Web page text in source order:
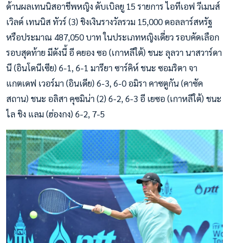
ด้านผลเทนนิสอาชีพหญิง ดับเบิลยู 15 รายการ ไอทีเอฟ วีเมนส์
เวิลด์ เทนนิส ทัวร์ (3) ชิงเงินรางวัลรวม 15,000 ดอลลาร์สหรัฐ
หรือประมาณ 487,050 บาท ในประเภทหญิงเดี่ยว รอบคัดเลือก
รอบสุดท้าย มีดังนี้ อี คยอง ซอ (เกาหลีใต้) ชนะ ลุลวา นาสวาร์ดา
นี (อินโดนีเซีย) 6-1, 6-1 มารียา ซาร์คิห์ ชนะ ซอมริตา จา
แกตเดฟ เวอร์มา (อินเดีย) 6-3, 6-0 อมิรา คาซตูกัน (คาซัค
สถาน) ชนะ อลิสา คุซมิน่า (2) 6-2, 6-3 อี เยซอ (เกาหลีใต้) ชนะ
ไล ชิง แลม (ฮ่องกง) 6-2, 7-5